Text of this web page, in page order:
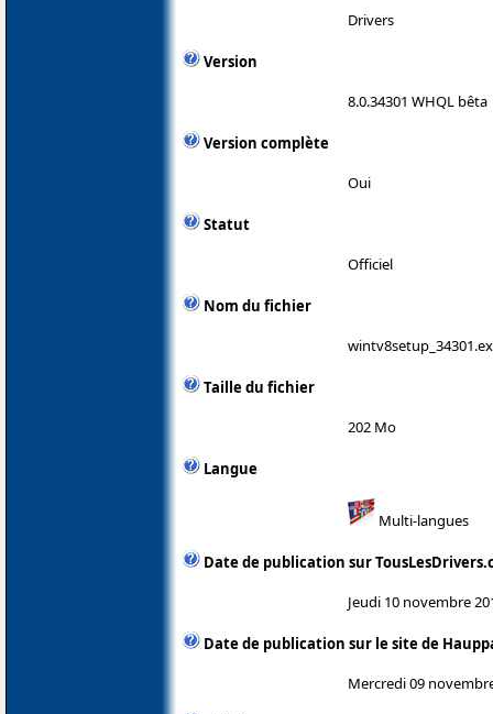
Drivers
Version
8.0.34301 WHQL bêta
Version complète
Oui
Statut
Officiel
Nom du fichier
Taille du fichier
202 Mo
Langue
Multi-langues
Date de publication sur
Jeudi 10 novembre
Date de publication sur le site de
Mercredi 09